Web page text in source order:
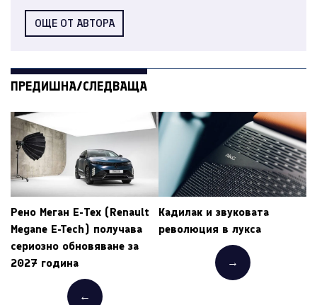
ОЩЕ ОТ АВТОРА
ПРЕДИШНА/СЛЕДВАЩА
Рено Меган Е-Тех (Renault
Megane E-Tech) получава
сериозно обновяване за
2027 година
←
Кадилак и звуковата
революция в лукса
→